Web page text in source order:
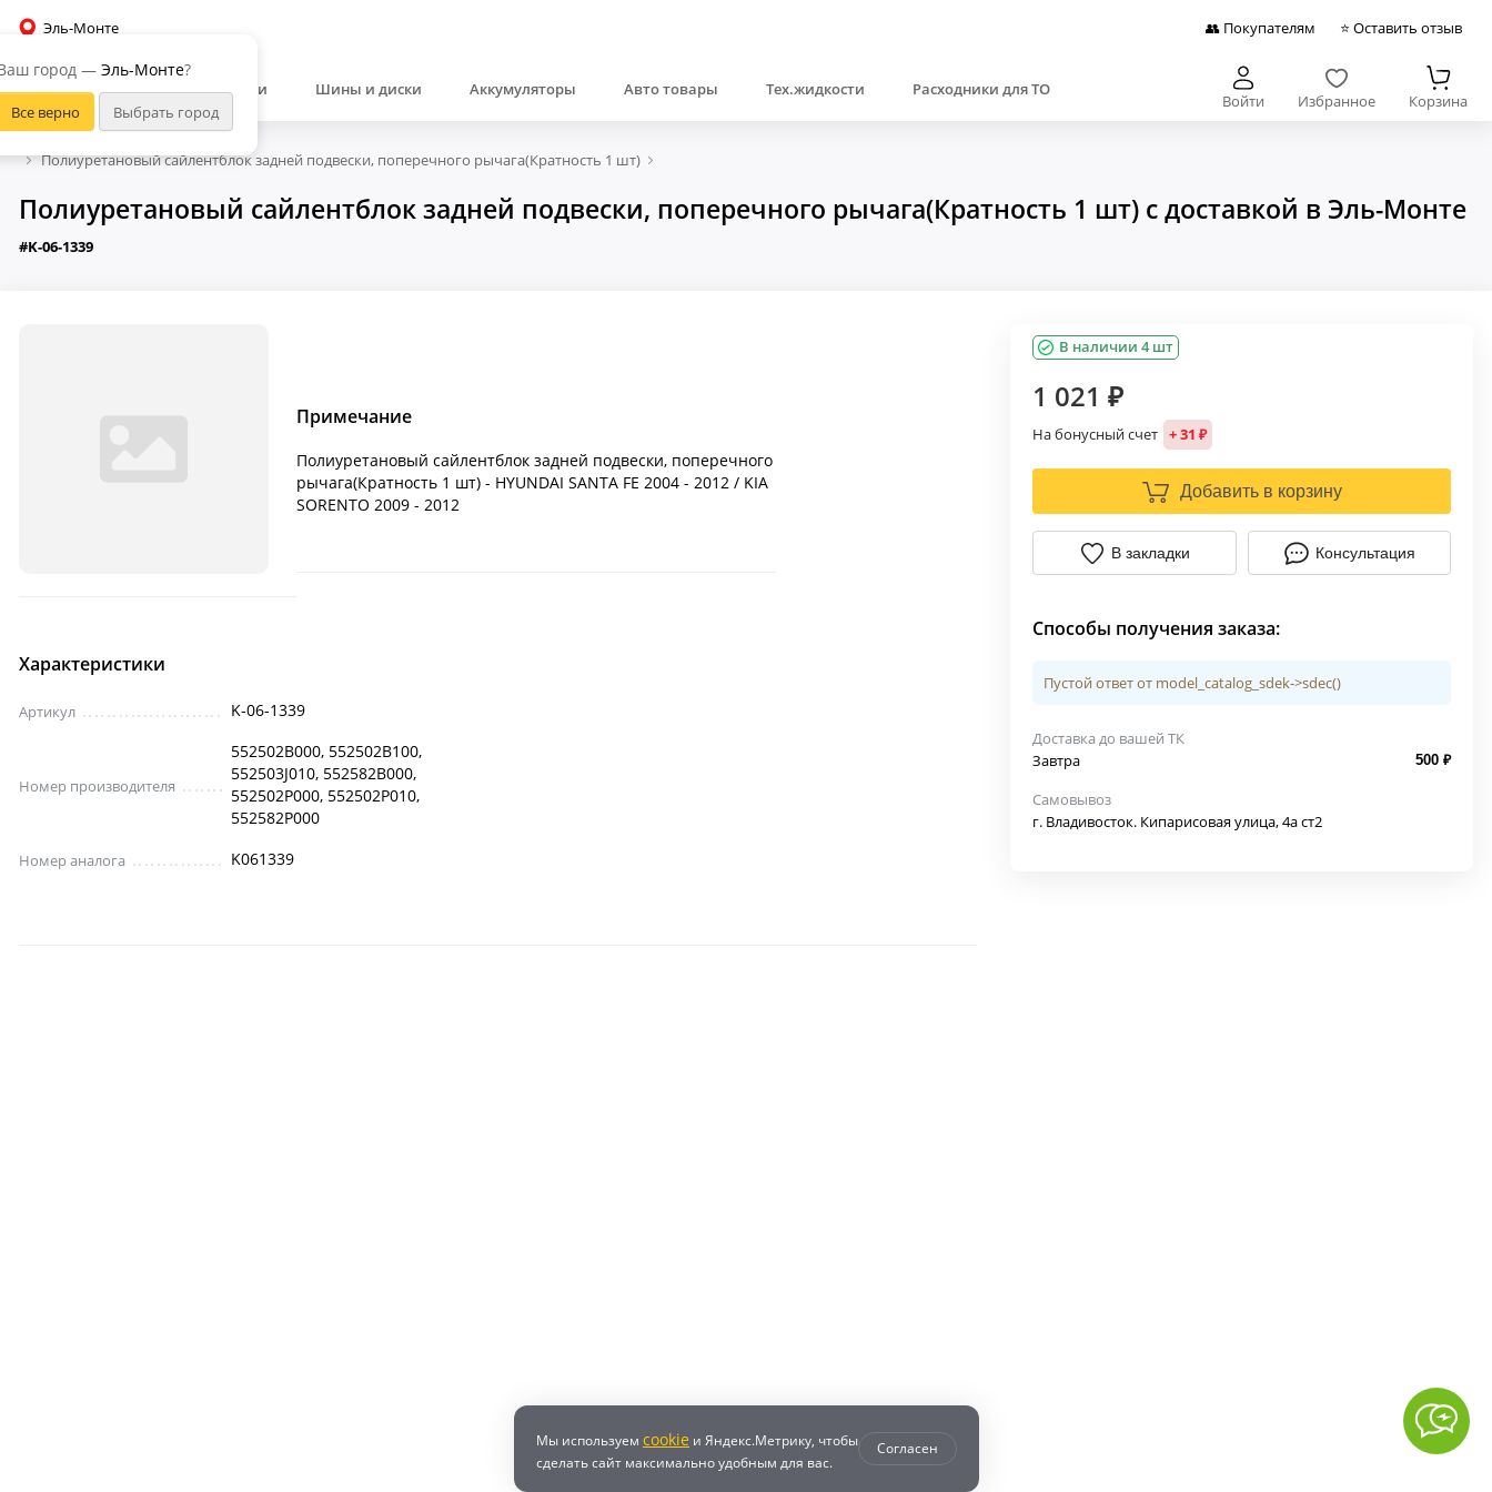
Эль-Монте
город — Эль-Монте?
👥 Покупателям ⭐ Оставить отзыв
Автозапчасти Шины и диски Аккумуляторы Авто товары Тех.жидкости Расходники для ТО
Войти Избранное Корзина
Полиуретановый сайлентблок задней подвески, поперечного рычага(Кратность 1 шт)
Полиуретановый сайлентблок задней подвески, поперечного рычага(Кратность 1 шт) с доставкой в Эль-Монте
#K-06-1339
Примечание
Полиуретановый сайлентблок задней подвески, поперечного
рычага(Кратность 1 шт) - HYUNDAI SANTA FE 2004 - 2012 / KIA
SORENTO 2009 - 2012
Характеристики
Артикул K-06-1339
Номер производителя
552502B000, 552502B100,
552503J010, 552582B000,
552502P000, 552502P010,
552582P000
Номер аналога K061339
В наличии 4 шт
1 021 ₽
На бонусный счет + 31 ₽
Добавить в корзину
В закладки Консультация
Способы получения заказа:
Пустой ответ от model_catalog_sdek->sdec()
Доставка до вашей ТК
Завтра
500 ₽
Самовывоз
г. Владивосток. Кипарисовая улица, 4а ст2
Мы используем cookie и Яндекс.Метрику, чтобы
сделать сайт максимально удобным для вас.
Согласен